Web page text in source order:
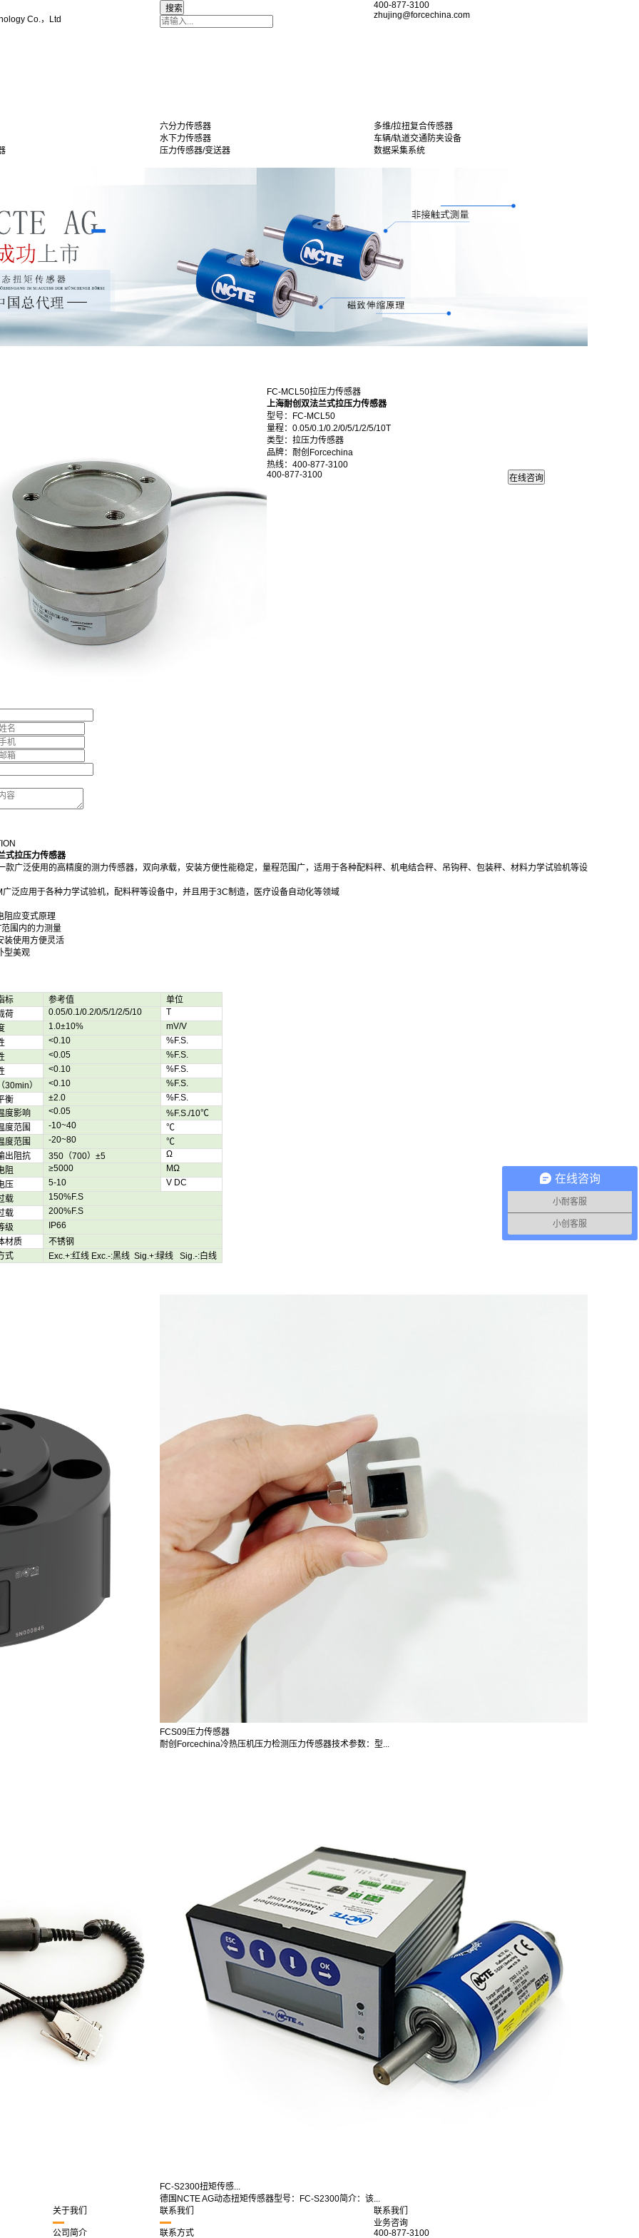
Co.，Ltd
400-877-3100
zhujing@forcechina.com
六分力传感器
多维/拉扭复合传感器
水下力传感器
车辆/轨道交通防夹设备
压力传感器/变送器 数据采集系统
FC-MCL50拉压力传感器
上海耐创双法兰式拉压力传感器
型号：FC-MCL50
量程：0.05/0.1/0.2/0/5/1/2/5/10T
类型：拉压力传感器
品牌：耐创Forcechina
热线：400-877-3100
400-877-3100
式拉压力传感器
款广泛使用的高精度的测力传感器，双向承载，安装方便性能稳定，量程范围广，适用于各种配料秤、机电结合秤、吊钩秤、包装秤、材料力学试验机等设
泛应用于各种力学试验机，配料秤等设备中，并且用于3C制造，医疗设备自动化等领域
阻应变式原理
围内的力测量
装使用方便灵活
型美观
标 参考值
单位
荷
0.05/0.1/0.2/0/5/1/2/5/10
T
1.0±10%
mV/V
<0.10
%F.S.
<0.05
%F.S.
<0.10
%F.S.
30min）
<0.10
%F.S.
衡
±2.0
%F.S.
度影响
<0.05
%F.S./10℃
度范围
-10~40
℃
度范围
-20~80
℃
出阻抗
350（700）±5
Ω
阻
≥5000
MΩ
压
5-10
V DC
载
150%F.S
载
200%F.S
级
IP66
材质
不锈钢
式
Exc.+:红线 Exc.-:黑线 Sig.+:绿线 Sig.-:白线
FCS09压力传感器
耐创Forcechina冷热压机压力检测压力传感器技术参数：型...
FC-S2300扭矩传感...
德国NCTE AG动态扭矩传感器型号：FC-S2300简介：该...
关于我们
公司简介
联系我们
联系方式
联系我们
业务咨询
400-877-3100
在线咨询
小耐客服
小创客服